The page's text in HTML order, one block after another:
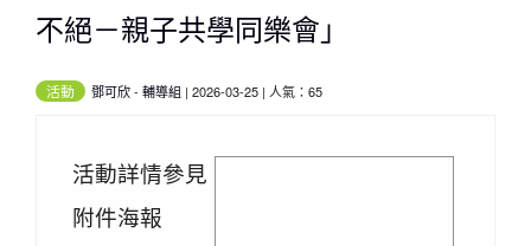
不絕－親子共學同樂會」
活動 鄧可欣- 輔導組 | 2026-03-25 | 人氣：65
活動詳情參見
附件海報